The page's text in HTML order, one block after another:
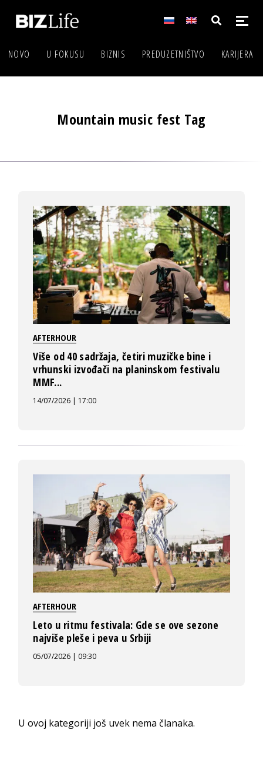
NOVO U FOKUSU BIZNIS PREDUZETNIŠTVO KARIJERA
Mountain music fest Tag
AFTERHOUR
Više od 40 sadržaja, četiri muzičke bine i
vrhunski izvođači na planinskom festivalu
MMF...
14/07/2026 | 17:00
AFTERHOUR
Leto u ritmu festivala: Gde se ove sezone
najviše pleše i peva u Srbiji
05/07/2026 | 09:30
U ovoj kategoriji još uvek nema članaka.